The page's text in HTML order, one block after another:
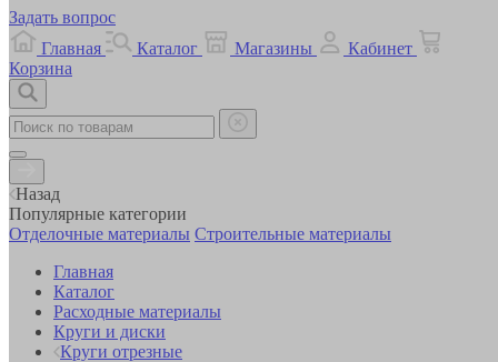
Задать вопрос
Главная
Каталог Магазины
Кабинет
Корзина
Назад
Популярные категории
Отделочные материалы Строительные материалы
Главная
Каталог
Расходные материалы
Круги и диски
Круги отрезные